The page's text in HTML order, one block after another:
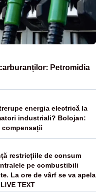
Petromidia
energia electrică la
industriali? Bolojan:
compensații
restricțiile de consum
pe combustibili
La ore de vârf se va apela
TEXT